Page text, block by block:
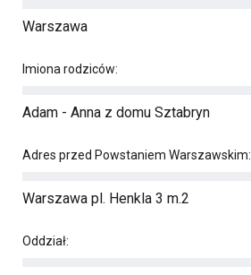
Warszawa
Imiona rodziców:
Adam - Anna z domu Sztabryn
Adres przed Powstaniem Warszawskim:
Warszawa pl. Henkla 3 m.2
Oddział: